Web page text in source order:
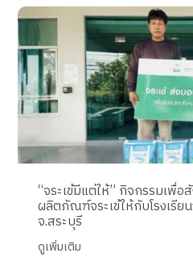
“จระเข้มีแต่ให้” กิจกรรมเพื่
ผลิตภัณฑ์จระเข้ให้กับโรงเรียน
จ.สระบุรี
ดูเพิ่มเติม